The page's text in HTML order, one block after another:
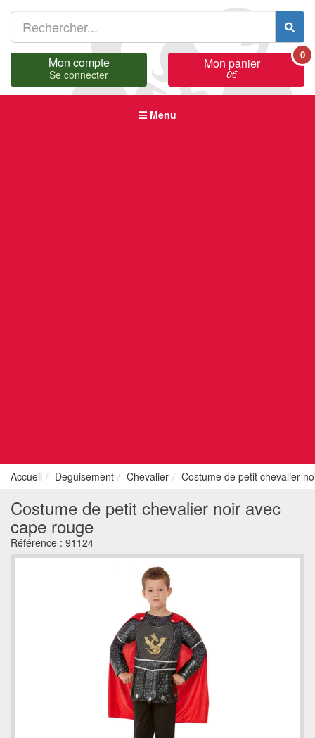
Mon compte
Se connecter
Mon panier
0€
0
Menu
Accueil Deguisement Chevalier Costume de petit chevalier
Costume de petit chevalier noir avec
cape rouge
Référence : 91124